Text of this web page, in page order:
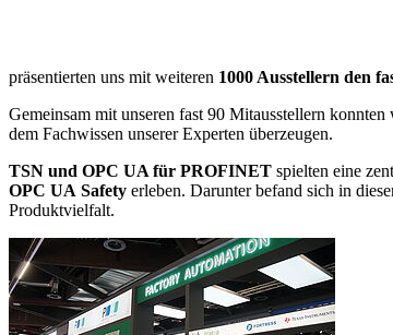
präsentierten uns mit weiteren 1000 Ausstellern den
Gemeinsam mit unseren fast 90 Mitausstellern
dem Fachwissen unserer Experten überzeugen.
TSN und OPC UA für PROFINET spielten eine
OPC UA Safety erleben. Darunter befand sich in
Produktvielfalt.